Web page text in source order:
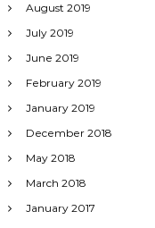
August 2019
July 2019
June 2019
February 2019
January 2019
December 2018
May 2018
March 2018
January 2017